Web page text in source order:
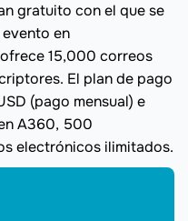
gratuito con el que se
en
15,000 correos
El plan de pago
(pago mensual) e
A360, 500
electrónicos ilimitados.